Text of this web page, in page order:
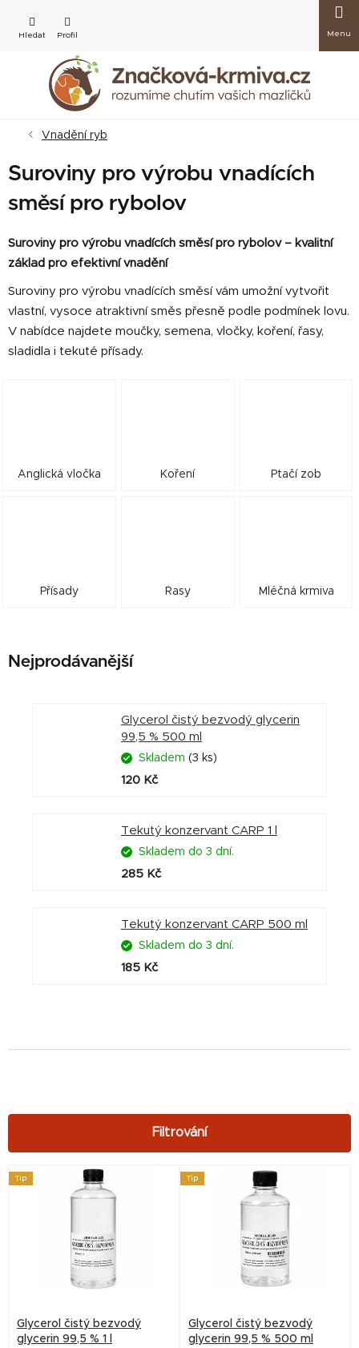
obsah
košík
Vnadění ryb
Suroviny pro výrobu vnadících
směsí pro rybolov
Suroviny pro výrobu vnadících směsí pro rybolov – kvalitní
základ pro efektivní vnadění
Suroviny pro výrobu vnadících směsí vám umožní vytvořit
vlastní, vysoce atraktivní směs přesně podle podmínek lovu.
V nabídce najdete moučky, semena, vločky, koření, řasy,
sladidla i tekuté přísady.
Anglická vločka Koření Ptačí zob
Přísady Řasy Mléčná krmiva
Nejprodávanější
Glycerol čistý bezvodý glycerin
99,5 % 500 ml
Skladem (3 ks)
120 Kč
Tekutý konzervant CARP 1 l
Skladem do 3 dní.
285 Kč
Tekutý konzervant CARP 500 ml
Skladem do 3 dní.
185 Kč
V
o
Tip
Glycerol čistý bezvodý
glycerin 99,5 % 1 l
Tip
Glycerol čistý bezvodý
glycerin 99,5 % 500 ml